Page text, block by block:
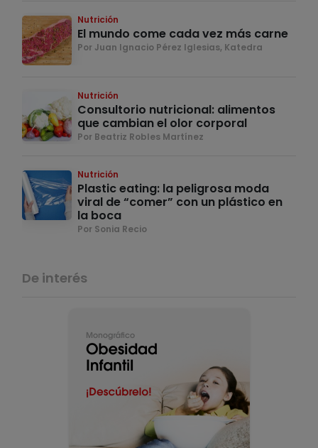
Nutrición
El mundo come cada vez más carne
Por Juan Ignacio Pérez Iglesias, Katedra
Nutrición
Consultorio nutricional: alimentos
que cambian el olor corporal
Por Beatriz Robles Martínez
Nutrición
Plastic eating: la peligrosa moda
viral de “comer” con un plástico en
la boca
Por Sonia Recio
De interés